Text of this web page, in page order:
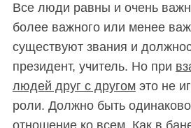
Все люди равны и очень
более важного или менее
существуют звания и
президент, учитель. Но при
людей друг с другомэто не
роли. Должно быть